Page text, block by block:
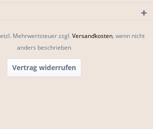
Mehrwertsteuer zzgl.Versandkosten, wenn nicht
anders beschrieben
Vertrag widerrufen